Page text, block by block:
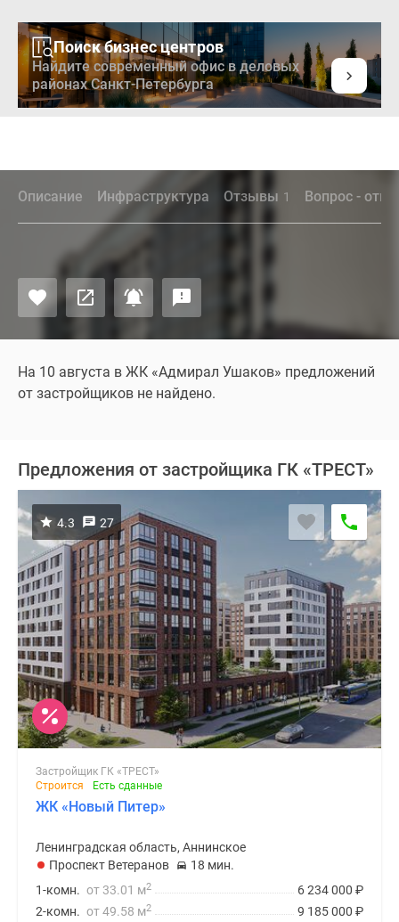
Поиск бизнес центров
Найдите современный офис в деловых
районах Санкт-Петербурга
Описание Инфраструктура Отзывы 1 Вопрос -
На 10 августа в ЖК «Адмирал Ушаков» предложений
от застройщиков не найдено.
Предложения от застройщика ГК «ТРЕСТ»
4.3 27
Застройщик ГК «ТРЕСТ»
Строится
Есть сданные
ЖК «Новый Питер»
Ленинградская область, Аннинское
Проспект Ветеранов
18 мин.
6 234 000 ₽
1-комн. от 33.01 м2
9 185 000 ₽
2-комн. от 49.58 м2